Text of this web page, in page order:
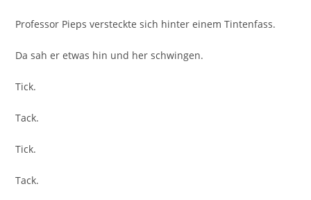
Professor Pieps versteckte sich hinter einem Tintenfass.
Da sah er etwas hin und her schwingen.
Tick.
Tack.
Tick.
Tack.